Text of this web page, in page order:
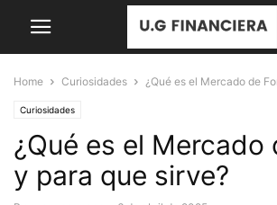
Home Curiosidades ¿Qué es el Mercado de
Curiosidades
¿Qué es el Mercado
y para que sirve?